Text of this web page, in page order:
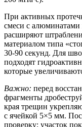
При активных
смеси с алюминатами
расширяют
материалом типа
30-90 секунд. Для
подходят
которые
Важно: перед
фрагменты
края трещин
с ячейкой 5×5 мм.
проверку: участок